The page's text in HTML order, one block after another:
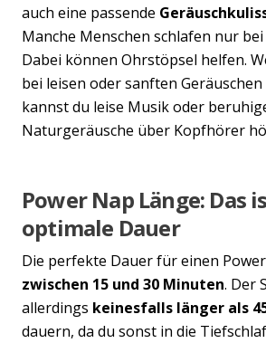
auch eine passende
Manche Menschen schlafen nur
Dabei können Ohrstöpsel helfen.
bei leisen oder sanften
kannst du leise Musik oder
Naturgeräusche über Kopfhörer
Power Nap Länge: Das
optimale Dauer
Die perfekte Dauer für einen
zwischen 15 und 30 Minuten. Der
allerdings keinesfalls länger als
dauern, da du sonst in die